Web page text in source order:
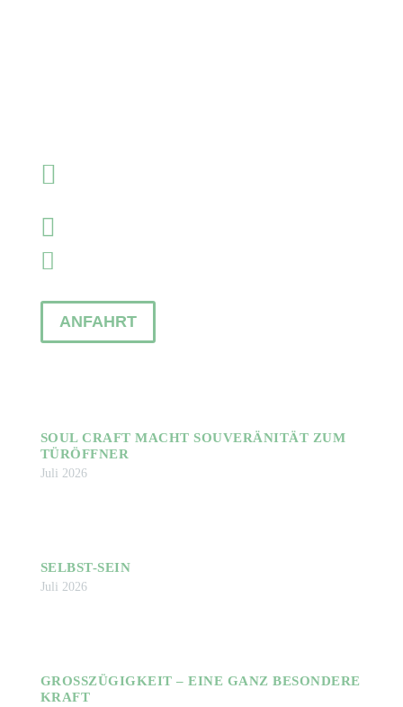



ANFAHRT
SOUL CRAFT MACHT SOUVERÄNITÄT ZUM
TÜRÖFFNER
Juli 2026
SELBST-SEIN
Juli 2026
GROSSZÜGIGKEIT – EINE GANZ BESONDERE K
RAFT